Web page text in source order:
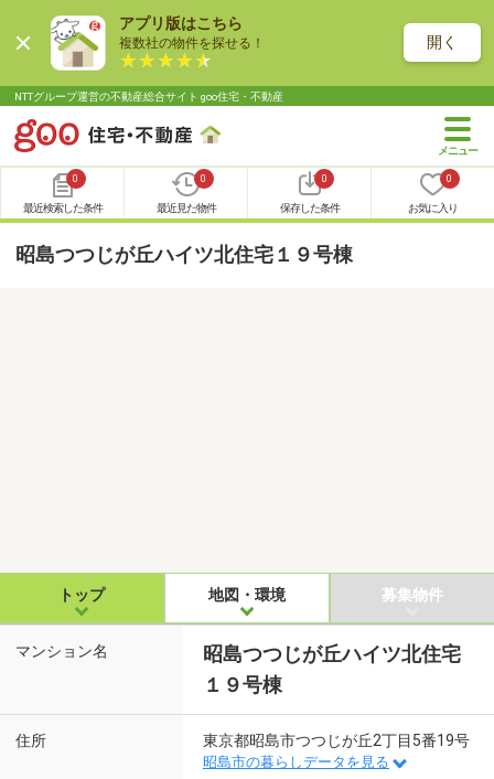
アプリ版はこちら
複数社の物件を探せる！ 開く
NTTグループ運営の不動産総合サイト goo住宅・不動産
0
最近検索した条件
0
最近見た物件
0
保存した条件
0
お気に入り
昭島つつじが丘ハイツ北住宅１９号棟
トップ 地図・環境 募集物件
マンション名
昭島つつじが丘ハイツ北住宅
１９号棟
住所 東京都昭島市つつじが丘2丁目5番19号
昭島市の暮らしデータを見る